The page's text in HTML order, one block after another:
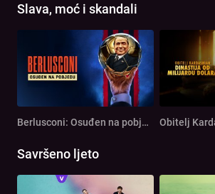
Slava, moć i skandali
Berlusconi: Osuđen na pobjedu
Savršeno ljeto